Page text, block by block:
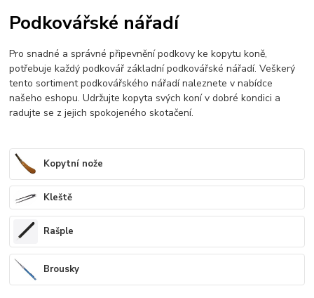
Podkovářské nářadí
Pro snadné a správné připevnění podkovy ke kopytu koně,
potřebuje každý podkovář základní podkovářské nářadí. Veškerý
tento sortiment podkovářského nářadí naleznete v nabídce
našeho eshopu. Udržujte kopyta svých koní v dobré kondici a
radujte se z jejich spokojeného skotačení.
Kopytní nože
Kleště
Rašple
Brousky